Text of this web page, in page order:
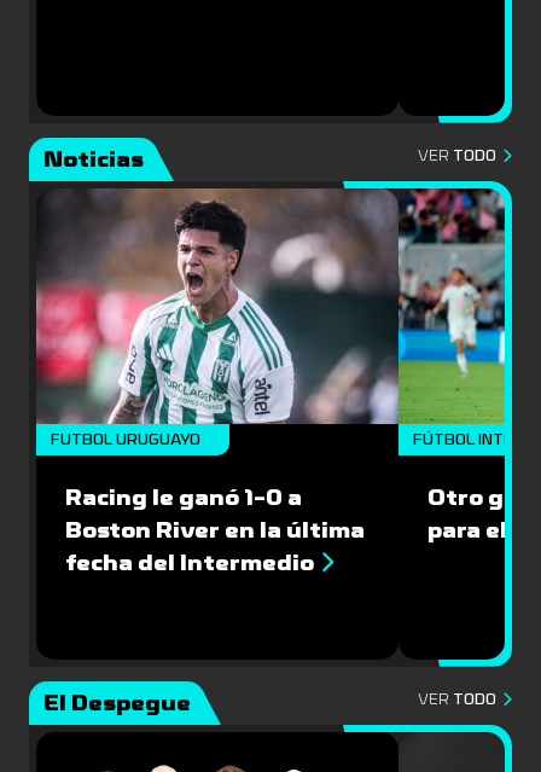
Noticias VER TODO
FUTBOL URUGUAYO
Racing le ganó 1-0 a
Boston River en la última
fecha del Intermedio
FÚTBOL
Otro gol
para el
El Despegue VER TODO